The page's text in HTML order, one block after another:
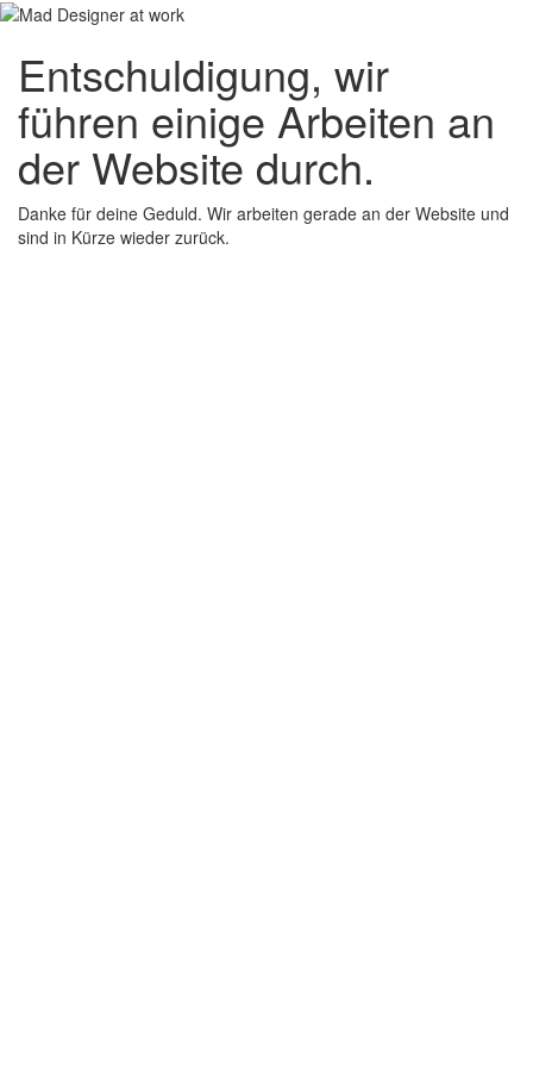
Entschuldigung, wir
führen einige Arbeiten an
der Website durch.
Danke für deine Geduld. Wir arbeiten gerade an der Website und
sind in Kürze wieder zurück.